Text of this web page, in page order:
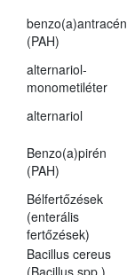
benzo(a)antracén
(PAH)
alternariol-
monometiléter
alternariol
Benzo(a)pirén
(PAH)
Bélfertőzések
(enterális
fertőzések)
Bacillus cereus